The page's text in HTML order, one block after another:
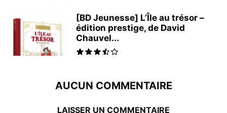
[BD Jeunesse] L’Île au trésor –
édition prestige, de David
Chauvel...
AUCUN COMMENTAIRE
LAISSER UN COMMENTAIRE